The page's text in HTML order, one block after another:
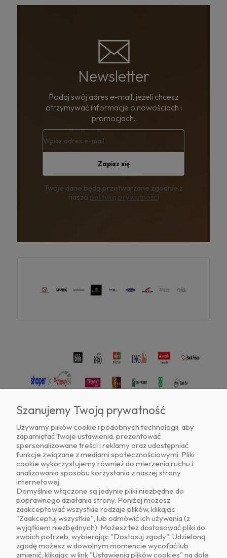
Newsletter
Podaj swój adres e-mail, jeżeli chcesz
otrzymywać informacje o nowościach i
promocjach.
Zapisz się
Twoje dane będą przetwarzane zgodnie z
naszą polityką prywatności
Znajdź nas na
O NAS
OBSŁUGA KLIENTA
Szanujemy Twoją prywatność
Używamy plików cookie i podobnych technologii, aby
zapamiętać Twoje ustawienia, prezentować
spersonalizowane treści i reklamy oraz udostępniać
funkcje związane z mediami społecznościowymi. Pliki
cookie wykorzystujemy również do mierzenia ruchu i
analizowania sposobu korzystania z naszej strony
internetowej.
Domyślnie włączone są jedynie pliki niezbędne do
poprawnego działania strony. Poniżej możesz
zaakceptować wszystkie rodzaje plików, klikając
"Zaakceptuj wszystkie", lub odmówić ich używania (z
wyjątkiem niezbędnych). Możesz też dostosować pliki do
swoich potrzeb, wybierając "Dostosuj zgody". Udzieloną
zgodę możesz w dowolnym momencie wycofać lub
zmienić, klikając w link "Ustawienia plików cookies" na dole